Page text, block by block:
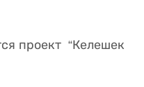
проект “Келешек